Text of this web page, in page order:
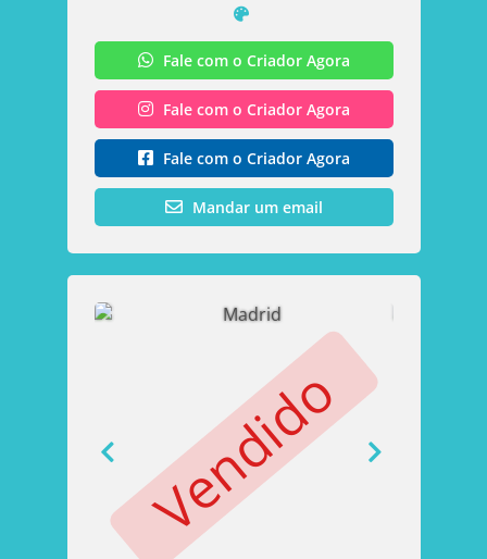
Fale com o Criador Agora
Fale com o Criador Agora
Fale com o Criador Agora
Mandar um email
Vendido